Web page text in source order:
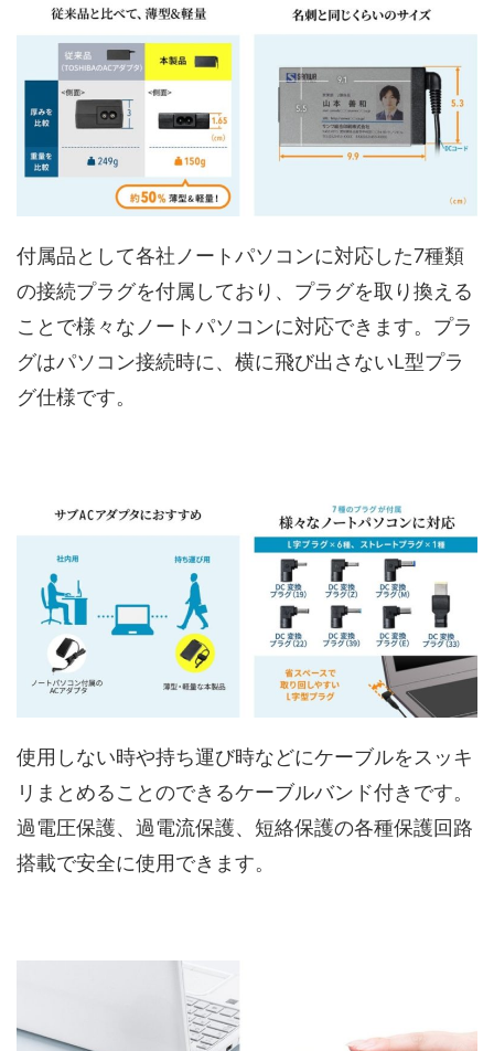
付属品として各社ノートパソコンに対応した7種類
の接続プラグを付属しており、プラグを取り換える
ことで様々なノートパソコンに対応できます。プラ
グはパソコン接続時に、横に飛び出さないL型プラ
グ仕様です。
使用しない時や持ち運び時などにケーブルをスッキ
リまとめることのできるケーブルバンド付きです。
過電圧保護、過電流保護、短絡保護の各種保護回路
搭載で安全に使用できます。